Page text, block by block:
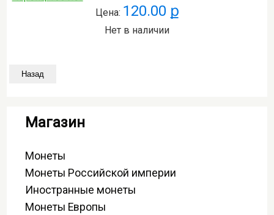
Цена: 120.00 ք
Нет в наличии
Магазин
Монеты
Монеты Российской империи
Иностранные монеты
Монеты Европы